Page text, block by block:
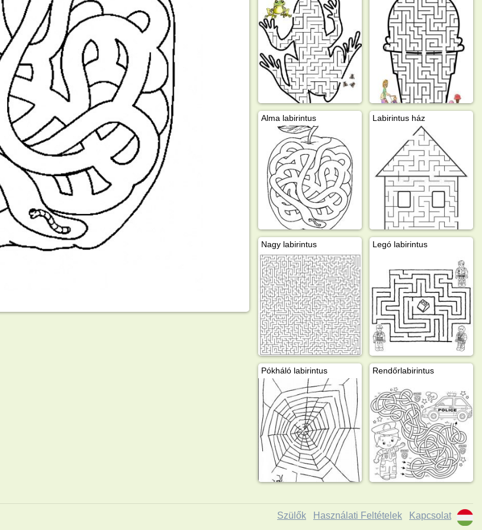
Alma labirintus Labirintus ház
Nagy labirintus Legó labirintus
Pókháló labirintus Rendőrlabirintus
Szülők Használati Feltételek Kapcsolat